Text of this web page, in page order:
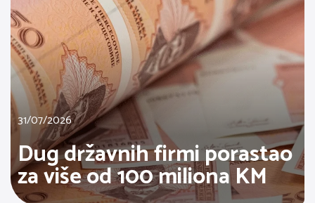
31/07/2026
Dug državnih firmi porastao
za više od 100 miliona KM